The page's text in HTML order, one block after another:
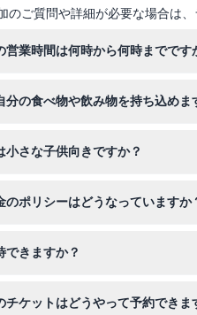
のご質問や詳細が必要な場合は
業時間は何時から何時までです
時にご確認ください）。
の食べ物や飲み物を持ち込めま
さな子供向きですか？
ポリシーはどうなっていますか
きますか？
ケットはどうやって予約できま